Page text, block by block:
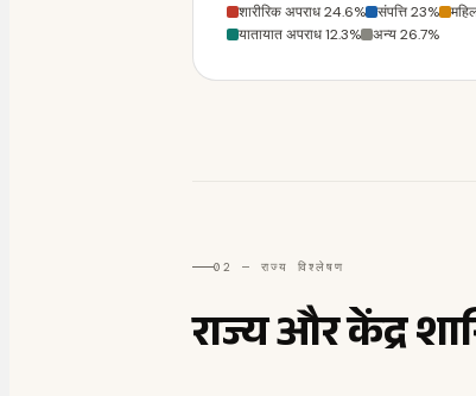
शारीरिक अपराध 24.6% संपत्ति 23%
यातायात अपराध 12.3%
अन्य 26.7%
02 — राज्य विश्लेषण
राज्य और केंद्र